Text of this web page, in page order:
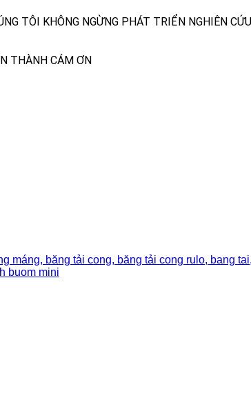
TÔI KHÔNG NGỪNG PHÁT TRIỂN NGHIÊN
ƠN
băng tải cong, băng tải cong rulo, bang
buom mini